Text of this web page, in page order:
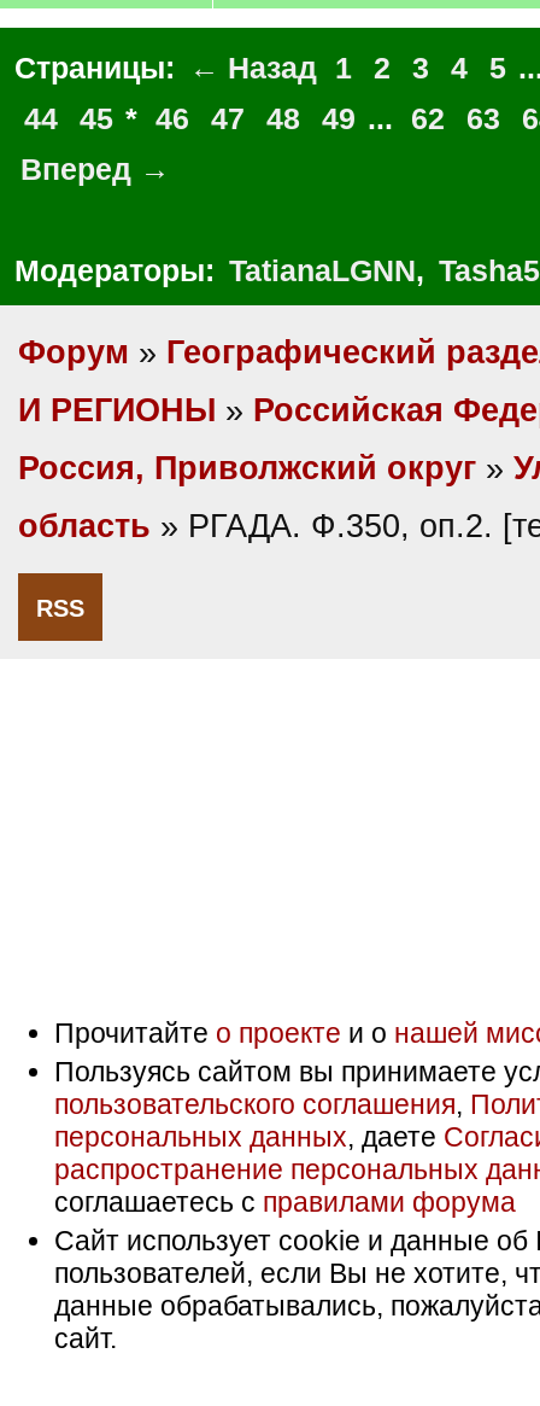
Страницы: ← Назад 1 2 3 4 5
44
45 * 46 47 48 49 ... 62 63
Вперед →
Модераторы: TatianaLGNN,
Форум » Географический
И РЕГИОНЫ » Российская
Россия, Приволжский округ »
область » РГАДА. Ф.350, оп.2.
RSS
Прочитайте о проекте и о нашей
Пользуясь сайтом вы принимаете
пользовательского соглашения,
персональных данных, даете
распространение персональных
соглашаетесь с правилами форума
Сайт использует cookie и данные об
пользователей, если Вы не хотите,
данные обрабатывались,
сайт.